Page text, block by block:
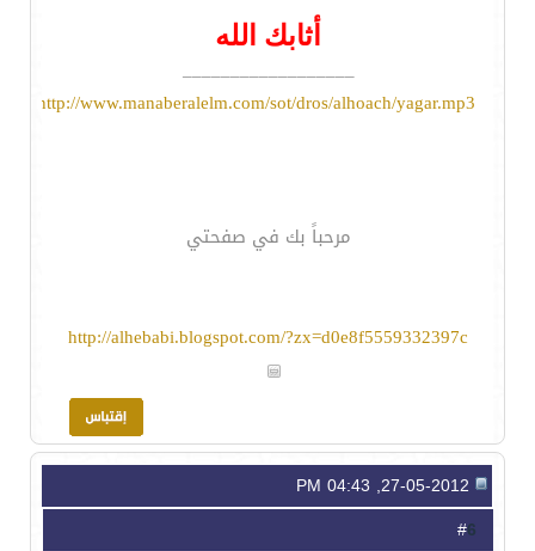
أثابك الله
__________________
http://www.manaberalelm.com/sot/dros/alhoach/yagar.mp3
مرحباً بك في صفحتي
http://alhebabi.blogspot.com/?zx=d0e8f5559332397c
6